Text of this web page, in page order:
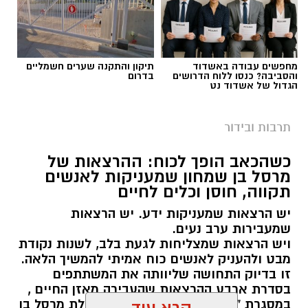
שמבטיחה חוויה תרבותית רחבה, מרגשת ונגישה,
עם מיטב היצירה הישראלית בתחומי התיאטרון,
המוזיקה, המחול והקולנוע.
ראש העיר, רועי גבאי בירך על פתיחת העונה ואמר
כי "מדובר ברפרטואר שנבנה מתוך מחשבה עמוקה
על הקהל המקומי, במטרה לאפשר לכל תושב
ותושבת חיבור אישי לעולם הבמה ולחוויה תרבותית
איכותית קרוב לבית".
מחפשים עבודה באשדוד
והסביבה? כנסו ללוח הדרושים
הגדול של אשדוד נט
תיקון והתקנה שערים חשמליים
בדרום
תרבות ובידור
כשהכאב הופך לכוח: ההרצאות של
מרסל בן שמחון שמעניקות לאנשים
תקווה, חוסן וכלים לחיים
יש הרצאות שמעניקות ידע. יש הרצאות
שמעבירות ערב נעים.
ויש הרצאות שמצליחות לגעת בלב, לשנות נקודת
מבט ולהעניק לאנשים כוח אמיתי להמשיך הלאה.
זו בדיוק התחושה שליוותה את המשתתפים
בסדרת ארבע ההרצאות שהעבירה מאזן החיים ,
במסגרת "קפה תרבות" בגן יבנה, בהובלת מרסל בן